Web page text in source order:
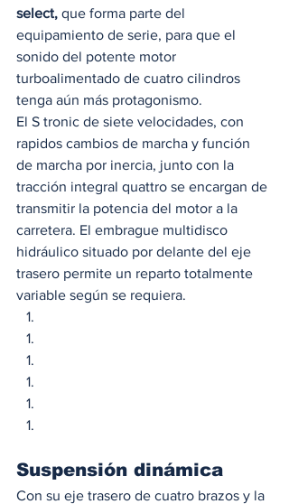
select, que forma parte del
equipamiento de serie, para que el
sonido del potente motor
turboalimentado de cuatro cilindros
tenga aún más protagonismo.
El S tronic de siete velocidades, con
rapidos cambios de marcha y función
de marcha por inercia, junto con la
tracción integral quattro se encargan de
transmitir la potencia del motor a la
carretera. El embrague multidisco
hidráulico situado por delante del eje
trasero permite un reparto totalmente
variable según se requiera.
Suspensión dinámica
Con su eje trasero de cuatro brazos y la